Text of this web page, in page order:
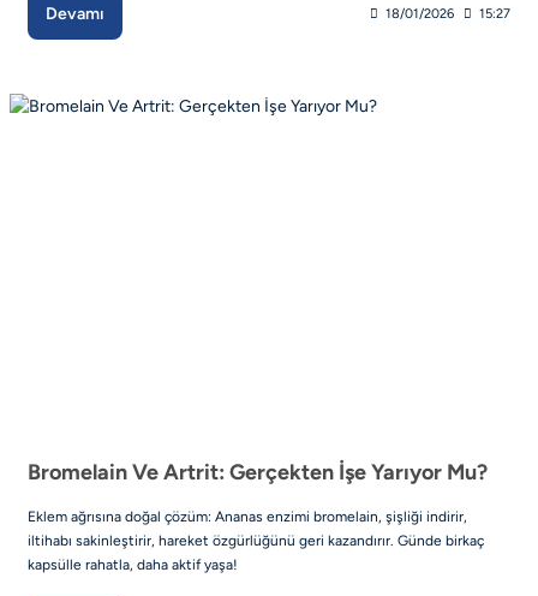
Devamı 18/01/2026 15:27
Bromelain Ve Artrit: Gerçekten İşe Yarıyor Mu?
Eklem ağrısına doğal çözüm: Ananas enzimi bromelain, şişliği indirir,
iltihabı sakinleştirir, hareket özgürlüğünü geri kazandırır. Günde birkaç
kapsülle rahatla, daha aktif yaşa!